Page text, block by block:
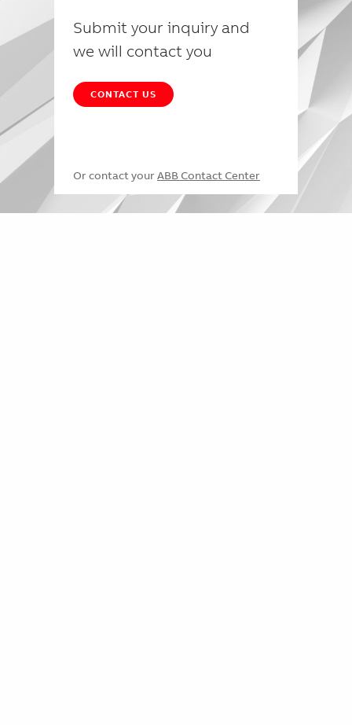
Submit your inquiry and
we will contact you
CONTACT US
Or contact your ABB Contact Center